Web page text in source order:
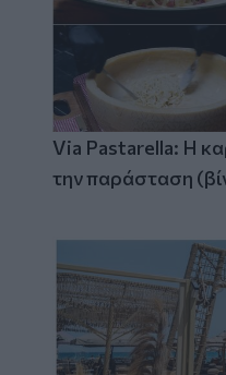
Via Pastarella: Η
την παράσταση